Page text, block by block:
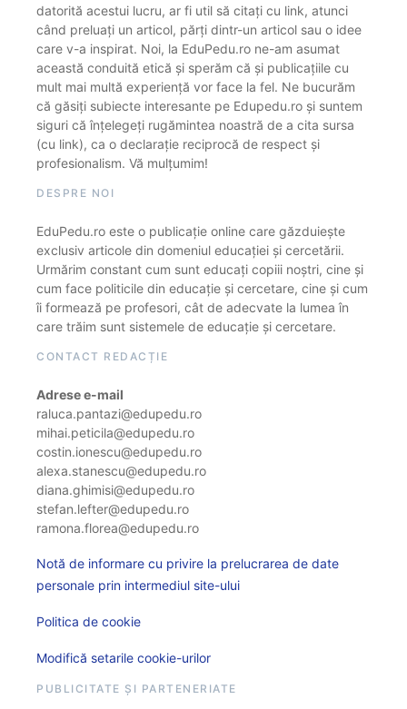
datorită acestui lucru, ar fi util să citați cu link, atunci
când preluați un articol, părți dintr-un articol sau o idee
care v-a inspirat. Noi, la EduPedu.ro ne-am asumat
această conduită etică și sperăm că și publicațiile cu
mult mai multă experiență vor face la fel. Ne bucurăm
că găsiți subiecte interesante pe Edupedu.ro și suntem
siguri că înțelegeți rugămintea noastră de a cita sursa
(cu link), ca o declarație reciprocă de respect și
profesionalism. Vă mulțumim!
DESPRE NOI
EduPedu.ro este o publicație online care găzduiește
exclusiv articole din domeniul educației și cercetării.
Urmărim constant cum sunt educați copiii noștri, cine și
cum face politicile din educație și cercetare, cine și cum
îi formează pe profesori, cât de adecvate la lumea în
care trăim sunt sistemele de educație și cercetare.
CONTACT REDACȚIE
Adrese e-mail
raluca.pantazi@edupedu.ro
mihai.peticila@edupedu.ro
costin.ionescu@edupedu.ro
alexa.stanescu@edupedu.ro
diana.ghimisi@edupedu.ro
stefan.lefter@edupedu.ro
ramona.florea@edupedu.ro
Notă de informare cu privire la prelucrarea de date
personale prin intermediul site-ului
Politica de cookie
Modifică setarile cookie-urilor
PUBLICITATE ȘI PARTENERIATE